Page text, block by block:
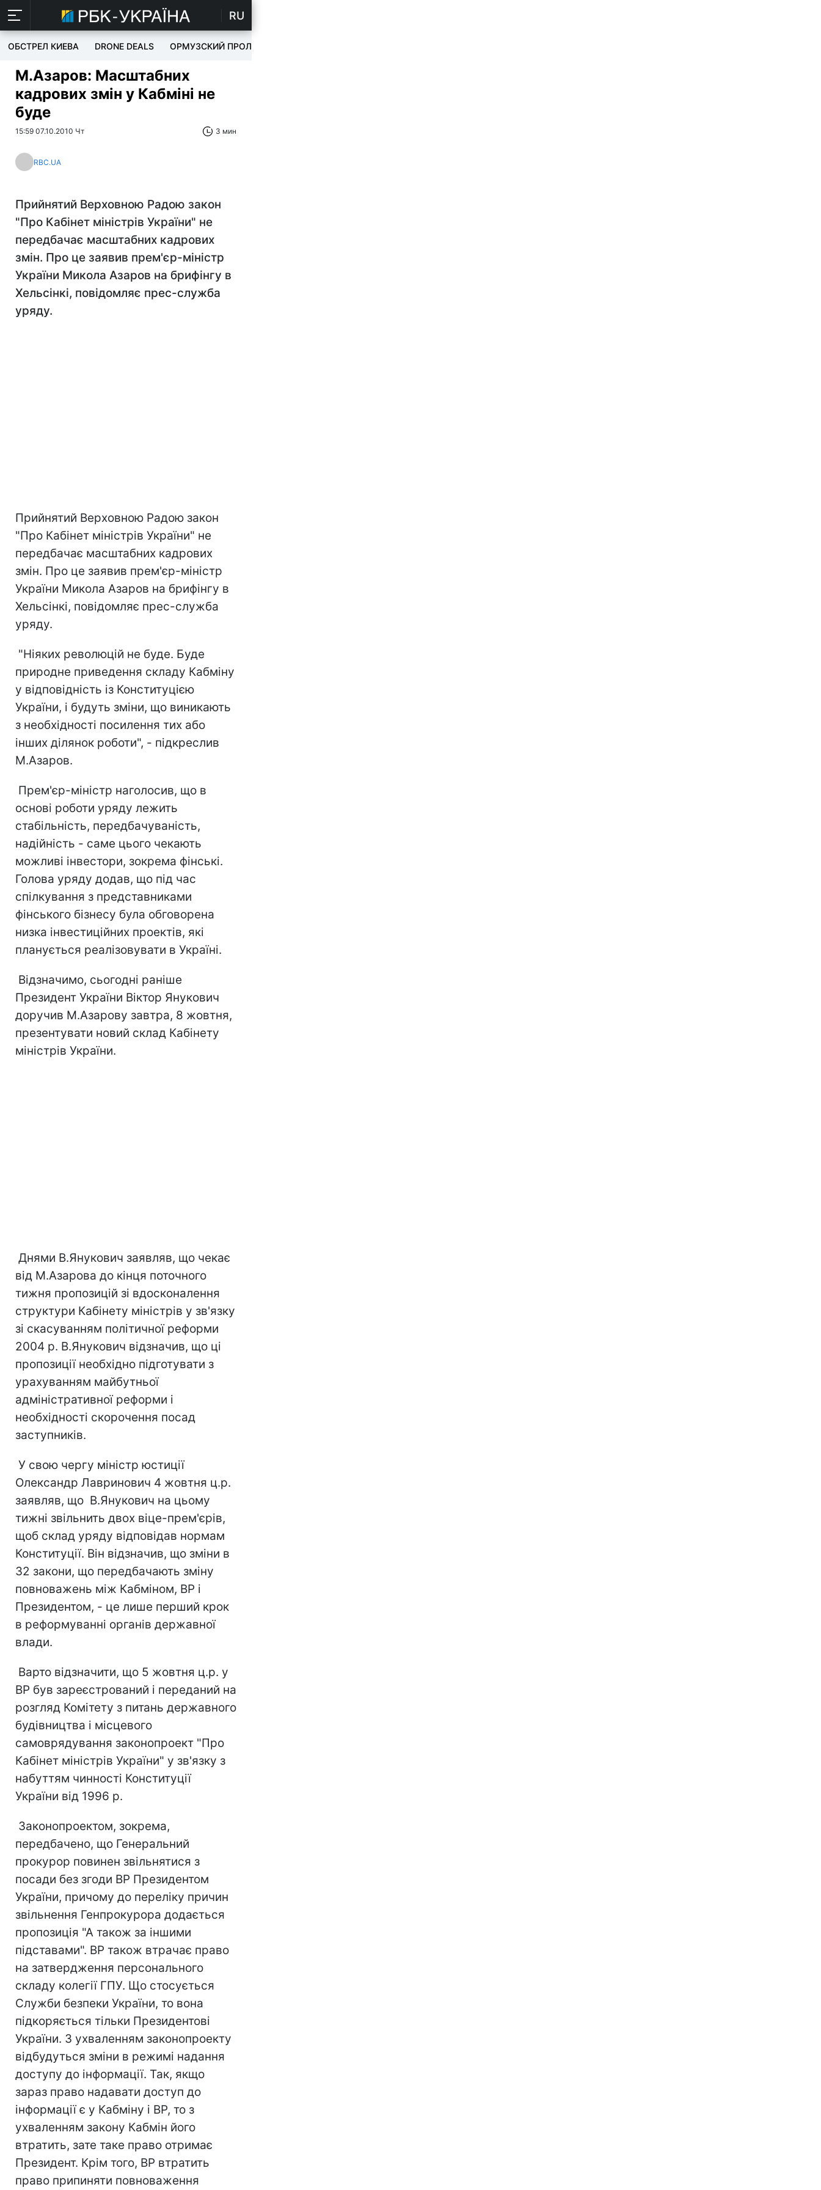
RU
ОБСТРЕЛ КИЕВА DRONE DEALS ОРМУЗСКИЙ ПРОЛИВ
М.Азаров: Масштабних
кадрових змін у Кабміні не
буде
15:59 07.10.2010 Чт 3 мин
RBC.UA
Прийнятий Верховною Радою закон
"Про Кабінет міністрів України" не
передбачає масштабних кадрових
змін. Про це заявив прем'єр-міністр
України Микола Азаров на брифінгу в
Хельсінкі, повідомляє прес-служба
уряду.
Прийнятий Верховною Радою закон
"Про Кабінет міністрів України" не
передбачає масштабних кадрових
змін. Про це заявив прем'єр-міністр
України Микола Азаров на брифінгу в
Хельсінкі, повідомляє прес-служба
уряду.
"Ніяких революцій не буде. Буде
природне приведення складу Кабміну
у відповідність із Конституцією
України, і будуть зміни, що виникають
з необхідності посилення тих або
інших ділянок роботи", - підкреслив
М.Азаров.
Прем'єр-міністр наголосив, що в
основі роботи уряду лежить
стабільність, передбачуваність,
надійність - саме цього чекають
можливі інвестори, зокрема фінські.
Голова уряду додав, що під час
спілкування з представниками
фінського бізнесу була обговорена
низка інвестиційних проектів, які
планується реалізовувати в Україні.
Відзначимо, сьогодні раніше
Президент України Віктор Янукович
доручив М.Азарову завтра, 8 жовтня,
презентувати новий склад Кабінету
міністрів України.
Днями В.Янукович заявляв, що чекає
від М.Азарова до кінця поточного
тижня пропозицій зі вдосконалення
структури Кабінету міністрів у зв'язку
зі скасуванням політичної реформи
2004 р. В.Янукович відзначив, що ці
пропозиції необхідно підготувати з
урахуванням майбутньої
адміністративної реформи і
необхідності скорочення посад
заступників.
У свою чергу міністр юстиції
Олександр Лавринович 4 жовтня ц.р.
заявляв, що В.Янукович на цьому
тижні звільнить двох віце-прем'єрів,
щоб склад уряду відповідав нормам
Конституції. Він відзначив, що зміни в
32 закони, що передбачають зміну
повноважень між Кабміном, ВР і
Президентом, - це лише перший крок
в реформуванні органів державної
влади.
Варто відзначити, що 5 жовтня ц.р. у
ВР був зареєстрований і переданий на
розгляд Комітету з питань державного
будівництва і місцевого
самоврядування законопроект "Про
Кабінет міністрів України" у зв'язку з
набуттям чинності Конституції
України від 1996 р.
Законопроектом, зокрема,
передбачено, що Генеральний
прокурор повинен звільнятися з
посади без згоди ВР Президентом
України, причому до переліку причин
звільнення Генпрокурора додається
пропозиція "А також за іншими
підставами". ВР також втрачає право
на затвердження персонального
складу колегії ГПУ. Що стосується
Служби безпеки України, то вона
підкоряється тільки Президентові
України. З ухваленням законопроекту
відбудуться зміни в режимі надання
доступу до інформації. Так, якщо
зараз право надавати доступ до
інформації є у Кабміну і ВР, то з
ухваленням закону Кабмін його
втратить, зате таке право отримає
Президент. Крім того, ВР втратить
право припиняти повноваження